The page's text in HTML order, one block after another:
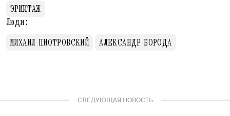
ЭРМИТАЖ
Люди:
МИХАИЛ ПИОТРОВСКИЙ
АЛЕКСАНДР БОРОДА
СЛЕДУЮЩАЯ НОВОСТЬ